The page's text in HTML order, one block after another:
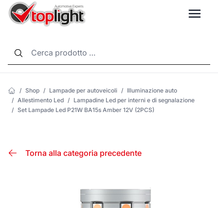
/ Shop / Lampade per autoveicoli / Illuminazione auto
/ Allestimento Led / Lampadine Led per interni e di segnalazione
/ Set Lampade Led P21W BA15s Amber 12V (2PCS)
Torna alla categoria precedente